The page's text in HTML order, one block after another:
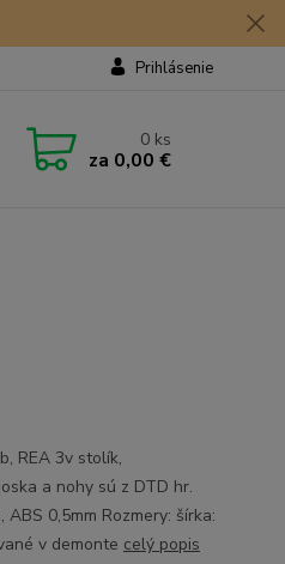
Prihlásenie
0 ks
za 0,00 €
REA 3v stolík,
a nohy sú z DTD hr.
0,5mm Rozmery: šírka:
v demonte celý popis